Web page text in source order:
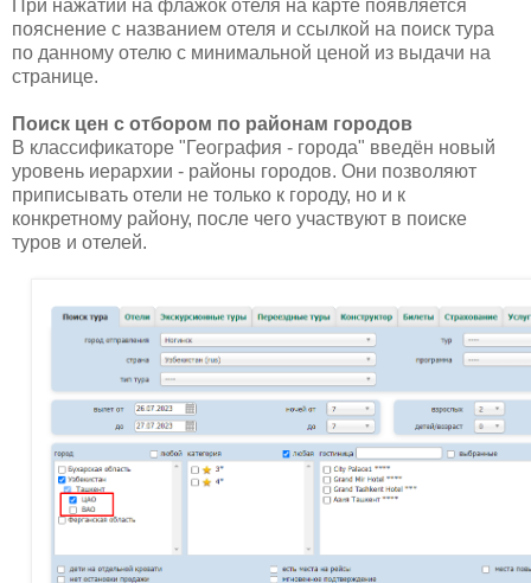
При нажатии на флажок отеля на карте появляется
пояснение с названием отеля и ссылкой на поиск тура
по данному отелю с минимальной ценой из выдачи на
странице.
Поиск цен с отбором по районам городов
В классификаторе "География - города" введён новый
уровень иерархии - районы городов. Они позволяют
приписывать отели не только к городу, но и к
конкретному району, после чего участвуют в поиске
туров и отелей.